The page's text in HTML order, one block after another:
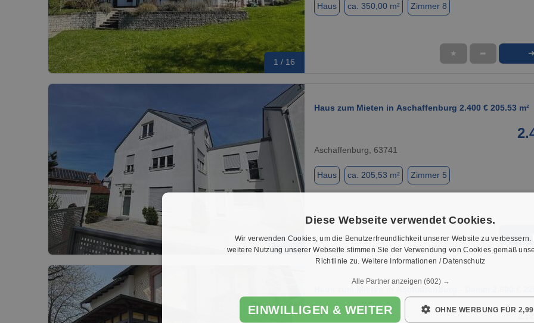
1 / 16
Haus ca. 350,00 m² Zimmer 8
★ ➦ ➜
1 / 1
Haus zum Mieten in Aschaffenburg 2.400 € 205.53 m²
Aschaffenburg, 63741
Haus ca. 205,53 m² Zimmer 5
★ ➦
Diese Webseite verwendet Cookies.
Wir verwenden Cookies, um die Benutzerfreundlichkeit unserer Website zu verbessern.
weitere Nutzung unserer Webseite stimmen Sie der Verwendung von Cookies gemäß
Richtlinie zu. Weitere Informationen / Datenschutz
Alle Partner anzeigen (602) →
EINWILLIGEN & WEITER OHNE WERBUNG FÜR